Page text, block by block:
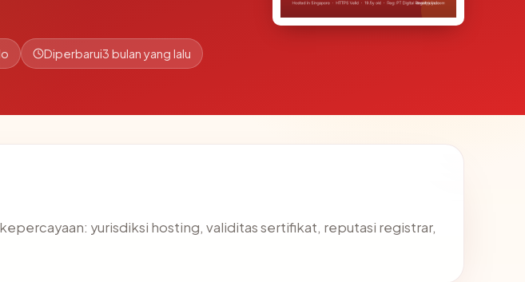
Diperbarui3 bulan yang lalu
yurisdiksi hosting, validitas sertifikat, reputasi registrar,